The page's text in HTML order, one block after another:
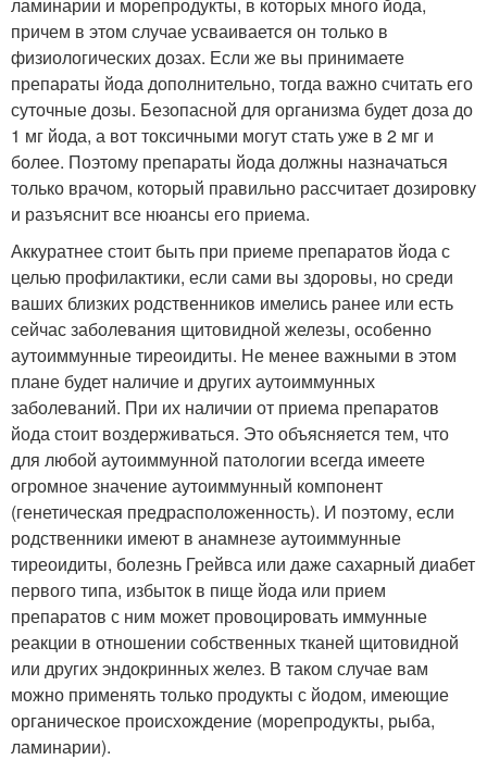
причем в этом случае усваивается он только в
физиологических дозах. Если же вы принимаете
препараты йода дополнительно, тогда важно считать его
суточные дозы. Безопасной для организма будет доза до
1 мг йода, а вот токсичными могут стать уже в 2 мг и
более. Поэтому препараты йода должны назначаться
только врачом, который правильно рассчитает дозировку
и разъяснит все нюансы его приема.
Аккуратнее стоит быть при приеме препаратов йода с
целью профилактики, если сами вы здоровы, но среди
ваших близких родственников имелись ранее или есть
сейчас заболевания щитовидной железы, особенно
аутоиммунные тиреоидиты. Не менее важными в этом
плане будет наличие и других аутоиммунных
заболеваний. При их наличии от приема препаратов
йода стоит воздерживаться. Это объясняется тем, что
для любой аутоиммунной патологии всегда имеете
огромное значение аутоиммунный компонент
(генетическая предрасположенность). И поэтому, если
родственники имеют в анамнезе аутоиммунные
тиреоидиты, болезнь Грейвса или даже сахарный диабет
первого типа, избыток в пище йода или прием
препаратов с ним может провоцировать иммунные
реакции в отношении собственных тканей щитовидной
или других эндокринных желез. В таком случае вам
можно применять только продукты с йодом, имеющие
органическое происхождение (морепродукты, рыба,
ламинарии).